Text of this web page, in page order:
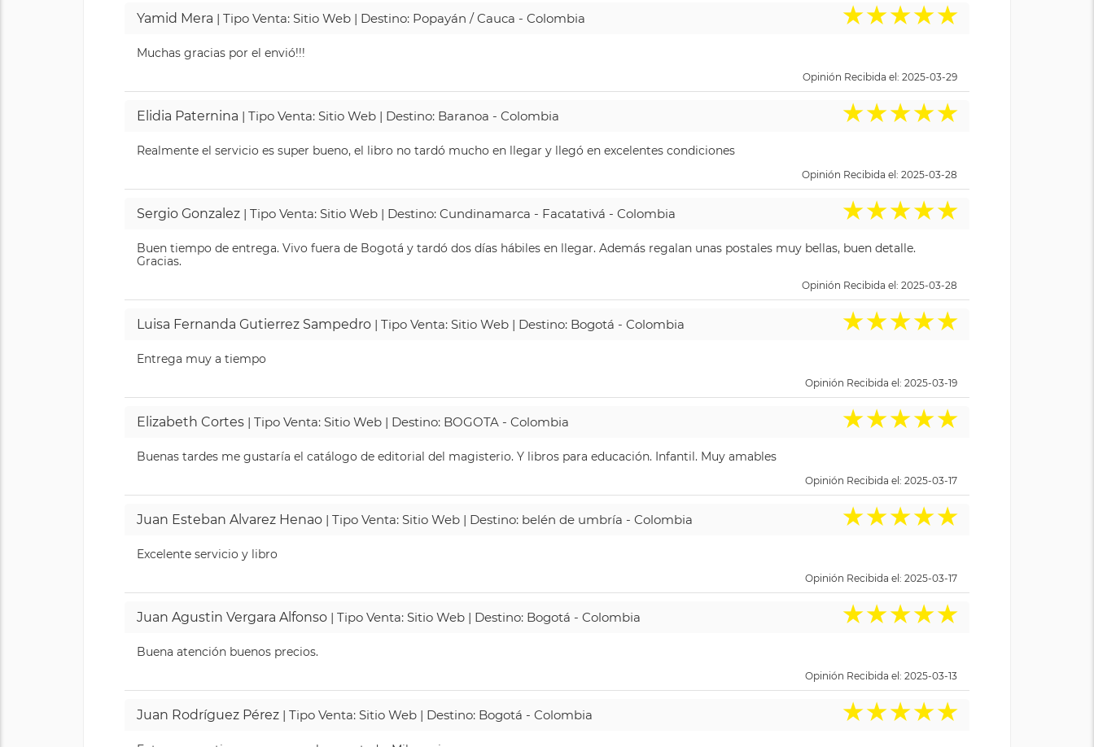
Yamid Mera | Tipo Venta: Sitio Web | Destino: Popayán / Cauca - Colombia ★★★★★
Muchas gracias por el envió!!!
Opinión Recibida el: 2025-03-29
Elidia Paternina | Tipo Venta: Sitio Web | Destino: Baranoa - Colombia ★★★★★
Realmente el servicio es super bueno, el libro no tardó mucho en llegar y llegó en excelentes condiciones
Opinión Recibida el: 2025-03-28
Sergio Gonzalez | Tipo Venta: Sitio Web | Destino: Cundinamarca - Facatativá - Colombia ★★★★★
Buen tiempo de entrega. Vivo fuera de Bogotá y tardó dos días hábiles en llegar. Además regalan unas postales muy bellas, buen detalle.
Gracias.
Opinión Recibida el: 2025-03-28
Luisa Fernanda Gutierrez Sampedro | Tipo Venta: Sitio Web | Destino: Bogotá - Colombia ★★★★★
Entrega muy a tiempo
Opinión Recibida el: 2025-03-19
Elizabeth Cortes | Tipo Venta: Sitio Web | Destino: BOGOTA - Colombia ★★★★★
Buenas tardes me gustaría el catálogo de editorial del magisterio. Y libros para educación. Infantil. Muy amables
Opinión Recibida el: 2025-03-17
Juan Esteban Alvarez Henao | Tipo Venta: Sitio Web | Destino: belén de umbría - Colombia ★★★★★
Excelente servicio y libro
Opinión Recibida el: 2025-03-17
Juan Agustin Vergara Alfonso | Tipo Venta: Sitio Web | Destino: Bogotá - Colombia ★★★★★
Buena atención buenos precios.
Opinión Recibida el: 2025-03-13
Juan Rodríguez Pérez | Tipo Venta: Sitio Web | Destino: Bogotá - Colombia ★★★★★